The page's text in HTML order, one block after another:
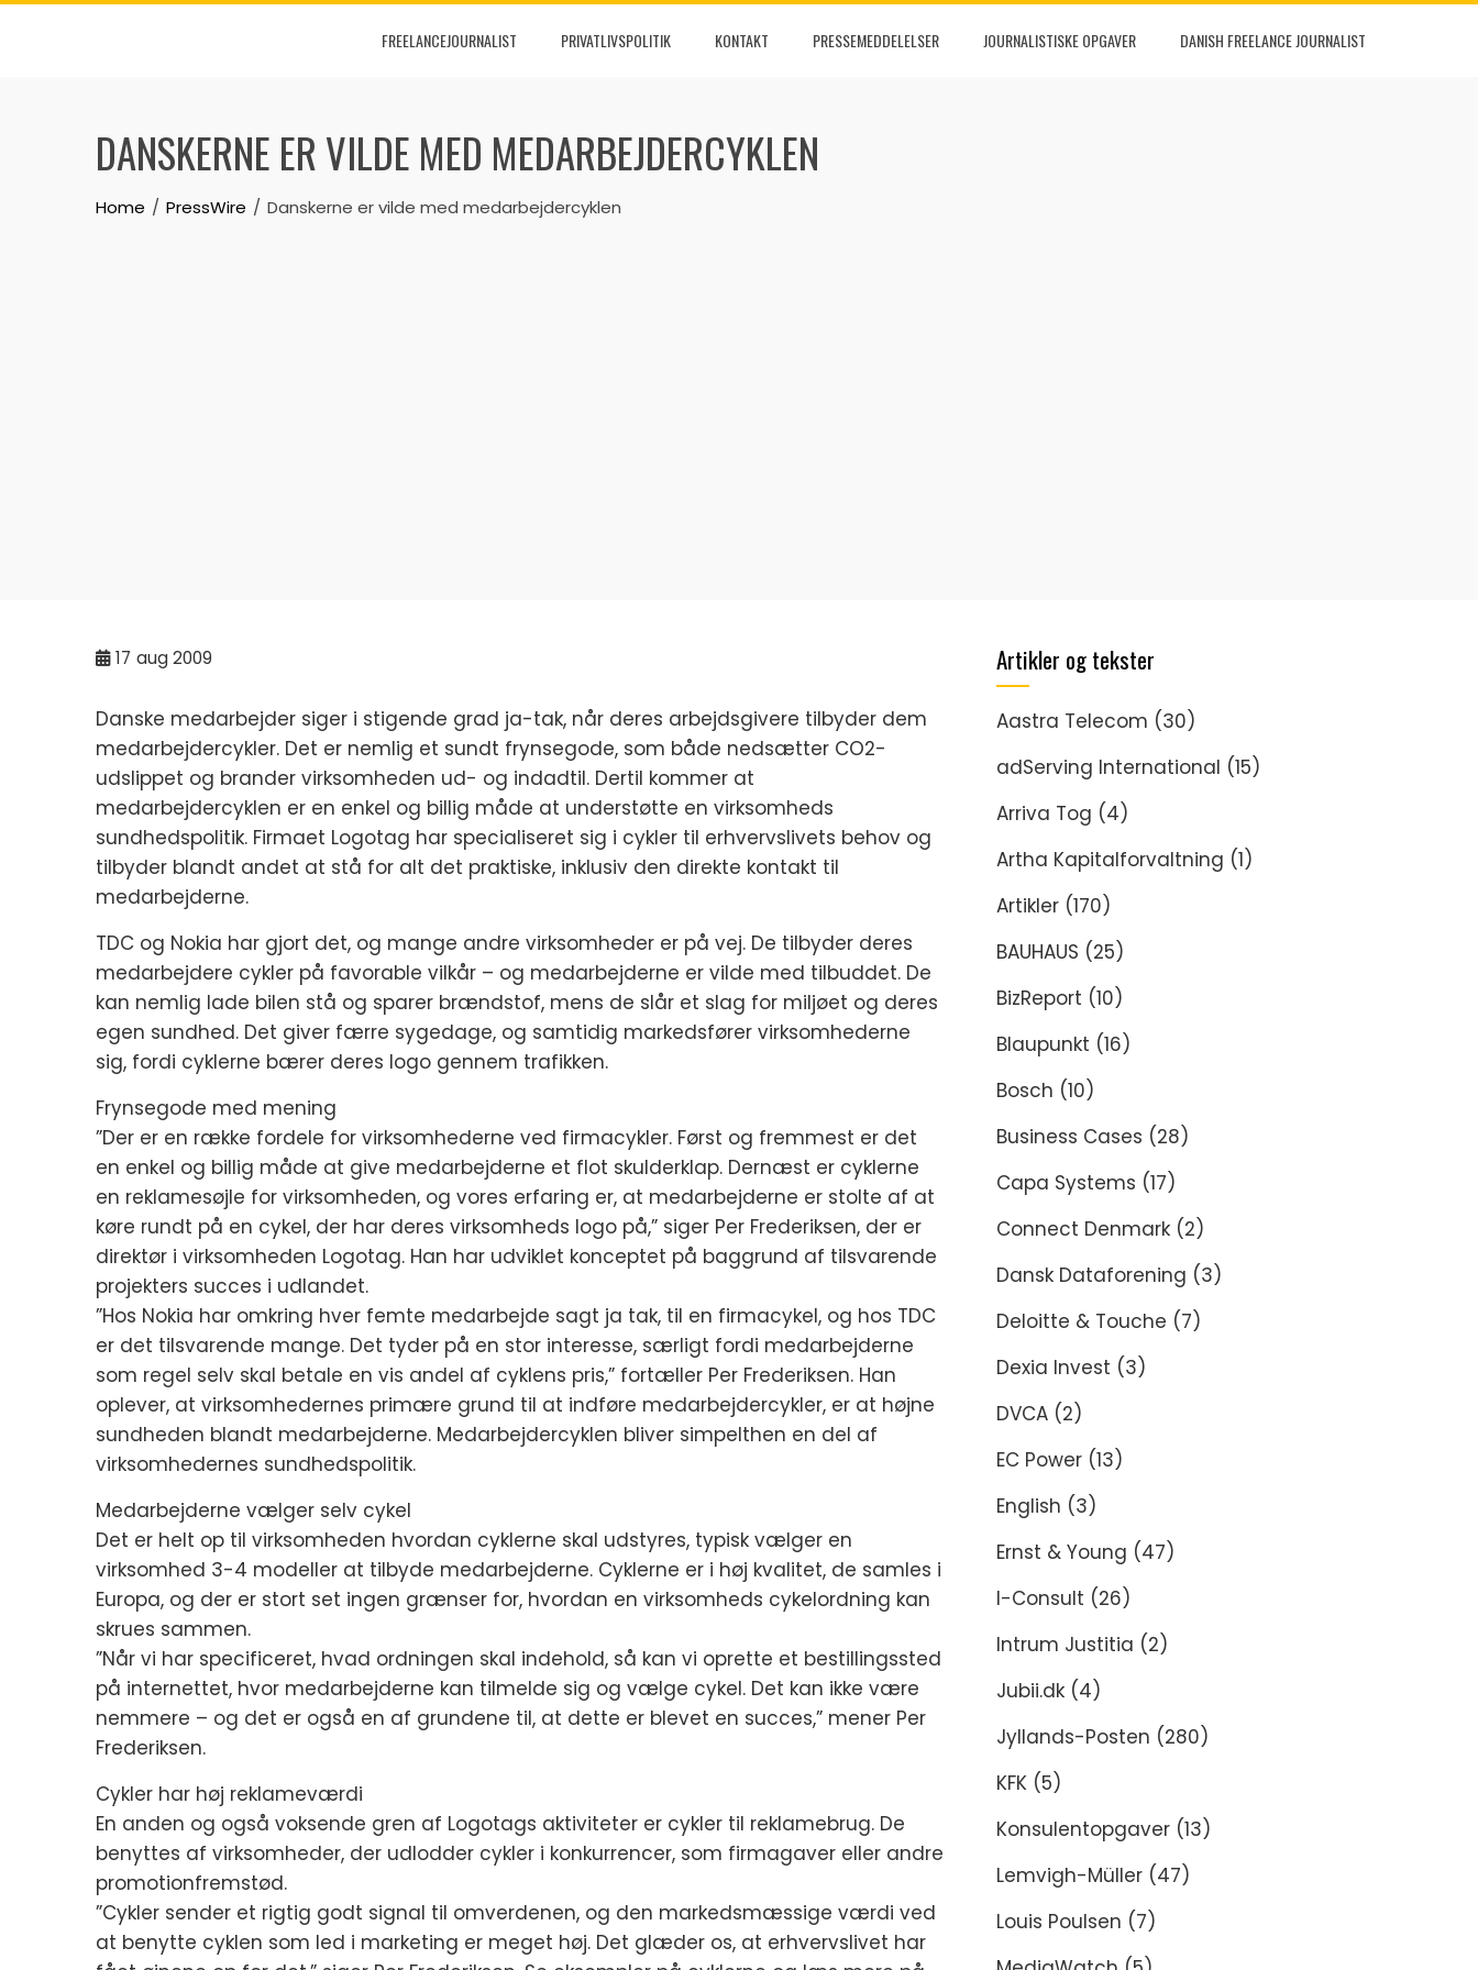
Skip
FREELANCEJOURNALIST PRIVATLIVSPOLITIK KONTAKT PRESSEMEDDELELSER JOURNALISTISKE OPGAVER DANISH FREELANCE JOURNALIST
DANSKERNE ER VILDE MED MEDARBEJDERCYKLEN
Home PressWire Danskerne er vilde med medarbejdercyklen
17 aug 2009
Danske medarbejder siger i stigende grad ja-tak, når deres arbejdsgivere tilbyder dem
medarbejdercykler. Det er nemlig et sundt frynsegode, som både nedsætter CO2-
udslippet og brander virksomheden ud- og indadtil. Dertil kommer at
medarbejdercyklen er en enkel og billig måde at understøtte en virksomheds
sundhedspolitik. Firmaet Logotag har specialiseret sig i cykler til erhvervslivets behov og
tilbyder blandt andet at stå for alt det praktiske, inklusiv den direkte kontakt til
medarbejderne.
TDC og Nokia har gjort det, og mange andre virksomheder er på vej. De tilbyder deres
medarbejdere cykler på favorable vilkår – og medarbejderne er vilde med tilbuddet. De
kan nemlig lade bilen stå og sparer brændstof, mens de slår et slag for miljøet og deres
egen sundhed. Det giver færre sygedage, og samtidig markedsfører virksomhederne
sig, fordi cyklerne bærer deres logo gennem trafikken.
Frynsegode med mening
”Der er en række fordele for virksomhederne ved firmacykler. Først og fremmest er det
en enkel og billig måde at give medarbejderne et flot skulderklap. Dernæst er cyklerne
en reklamesøjle for virksomheden, og vores erfaring er, at medarbejderne er stolte af at
køre rundt på en cykel, der har deres virksomheds logo på,” siger Per Frederiksen, der er
direktør i virksomheden Logotag. Han har udviklet konceptet på baggrund af tilsvarende
projekters succes i udlandet.
”Hos Nokia har omkring hver femte medarbejde sagt ja tak, til en firmacykel, og hos TDC
er det tilsvarende mange. Det tyder på en stor interesse, særligt fordi medarbejderne
som regel selv skal betale en vis andel af cyklens pris,” fortæller Per Frederiksen. Han
oplever, at virksomhedernes primære grund til at indføre medarbejdercykler, er at højne
sundheden blandt medarbejderne. Medarbejdercyklen bliver simpelthen en del af
virksomhedernes sundhedspolitik.
Medarbejderne vælger selv cykel
Det er helt op til virksomheden hvordan cyklerne skal udstyres, typisk vælger en
virksomhed 3-4 modeller at tilbyde medarbejderne. Cyklerne er i høj kvalitet, de samles i
Europa, og der er stort set ingen grænser for, hvordan en virksomheds cykelordning kan
skrues sammen.
”Når vi har specificeret, hvad ordningen skal indehold, så kan vi oprette et bestillingssted
på internettet, hvor medarbejderne kan tilmelde sig og vælge cykel. Det kan ikke være
nemmere – og det er også en af grundene til, at dette er blevet en succes,” mener Per
Frederiksen.
Cykler har høj reklameværdi
En anden og også voksende gren af Logotags aktiviteter er cykler til reklamebrug. De
benyttes af virksomheder, der udlodder cykler i konkurrencer, som firmagaver eller andre
promotionfremstød.
”Cykler sender et rigtig godt signal til omverdenen, og den markedsmæssige værdi ved
at benytte cyklen som led i marketing er meget høj. Det glæder os, at erhvervslivet har
Artikler og tekster
Aastra Telecom (30)
adServing International (15)
Arriva Tog (4)
Artha Kapitalforvaltning (1)
Artikler (170)
BAUHAUS (25)
BizReport (10)
Blaupunkt (16)
Bosch (10)
Business Cases (28)
Capa Systems (17)
Connect Denmark (2)
Dansk Dataforening (3)
Deloitte & Touche (7)
Dexia Invest (3)
DVCA (2)
EC Power (13)
English (3)
Ernst & Young (47)
I-Consult (26)
Intrum Justitia (2)
Jubii.dk (4)
Jyllands-Posten (280)
KFK (5)
Konsulentopgaver (13)
Lemvigh-Müller (47)
Louis Poulsen (7)